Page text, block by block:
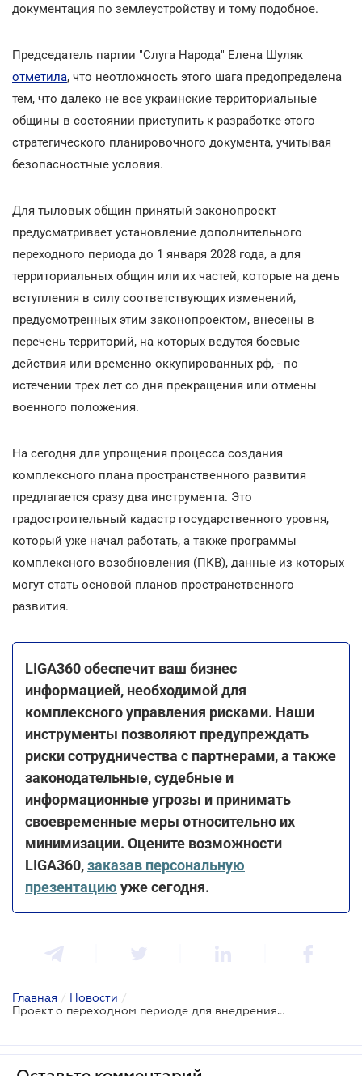
документация по землеустройству и тому подобное.
Председатель партии "Слуга Народа" Елена Шуляк
отметила, что неотложность этого шага предопределена
тем, что далеко не все украинские территориальные
общины в состоянии приступить к разработке этого
стратегического планировочного документа, учитывая
безопасностные условия.
Для тыловых общин принятый законопроект
предусматривает установление дополнительного
переходного периода до 1 января 2028 года, а для
территориальных общин или их частей, которые на день
вступления в силу соответствующих изменений,
предусмотренных этим законопроектом, внесены в
перечень территорий, на которых ведутся боевые
действия или временно оккупированных рф, - по
истечении трех лет со дня прекращения или отмены
военного положения.
На сегодня для упрощения процесса создания
комплексного плана пространственного развития
предлагается сразу два инструмента. Это
градостроительный кадастр государственного уровня,
который уже начал работать, а также программы
комплексного возобновления (ПКВ), данные из которых
могут стать основой планов пространственного
развития.
LIGA360 обеспечит ваш бизнес
информацией, необходимой для
комплексного управления рисками. Наши
инструменты позволяют предупреждать
риски сотрудничества с партнерами, а также
законодательные, судебные и
информационные угрозы и принимать
своевременные меры относительно их
минимизации. Оцените возможности
LIGA360,заказав персональную
презентацию уже сегодня.
Главная / Новости /
Проект о переходном периоде для внедрения изменений пространственного планирования земель прошел первое чтение